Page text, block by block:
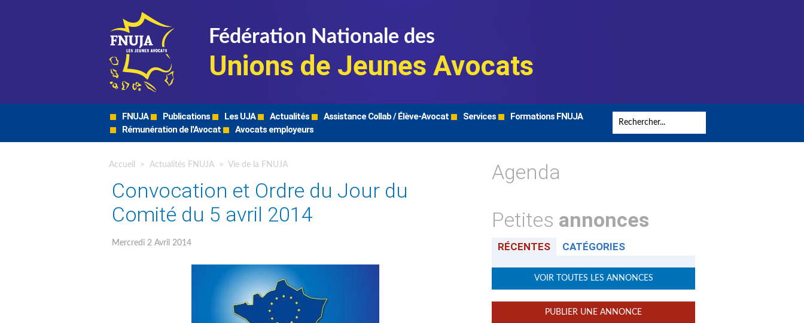
Fédération Nationale des
Unions de Jeunes Avocats
FNUJA Publications Les UJA Actualités Assistance Collab / Élève-Avocat Services
Formations FNUJA
Rémunération de l'Avocat
Avocats employeurs
Accueil > Actualités FNUJA > Vie de la FNUJA
Convocation et Ordre du Jour du
Comité du 5 avril 2014
Mercredi 2 Avril 2014
Agenda
Petites annonces
RÉCENTES CATÉGORIES
VOIR TOUTES LES ANNONCES
PUBLIER UNE ANNONCE